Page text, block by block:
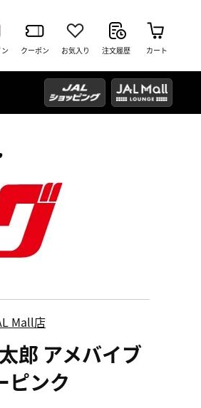
クーポン お気入り 注文履歴 カート
Mall店
郎 アメバイブ
ピンク